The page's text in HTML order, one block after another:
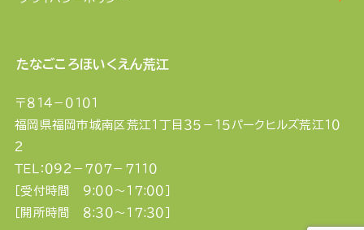
たなごころほいくえん荒江
〒８１４－０１０１
福岡県福岡市城南区荒江１丁目３５－１５パークヒルズ荒江１０
２
ＴＥＬ：０９２－７０７－７１１０
［受付時間 ９:００〜１７:００］
［開所時間 ８:３０〜１７:３０］